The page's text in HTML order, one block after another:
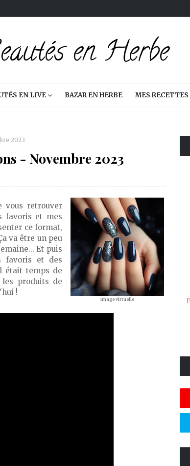
EN LIVE BAZAR EN HERBE MES
2023
- Novembre 2023
vous retrouver
favoris et mes
ce format,
va être un peu
Et puis
favoris et des
était temps de
produits de
!
image virtuelle